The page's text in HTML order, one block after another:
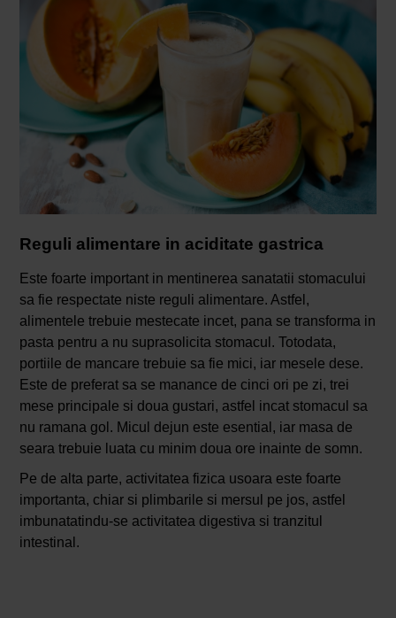
Reguli alimentare in aciditate gastrica
Este foarte important in mentinerea sanatatii stomacului
sa fie respectate niste reguli alimentare. Astfel,
alimentele trebuie mestecate incet, pana se transforma in
pasta pentru a nu suprasolicita stomacul. Totodata,
portiile de mancare trebuie sa fie mici, iar mesele dese.
Este de preferat sa se manance de cinci ori pe zi, trei
mese principale si doua gustari, astfel incat stomacul sa
nu ramana gol. Micul dejun este esential, iar masa de
seara trebuie luata cu minim doua ore inainte de somn.
Pe de alta parte, activitatea fizica usoara este foarte
importanta, chiar si plimbarile si mersul pe jos, astfel
imbunatatindu-se activitatea digestiva si tranzitul
intestinal.